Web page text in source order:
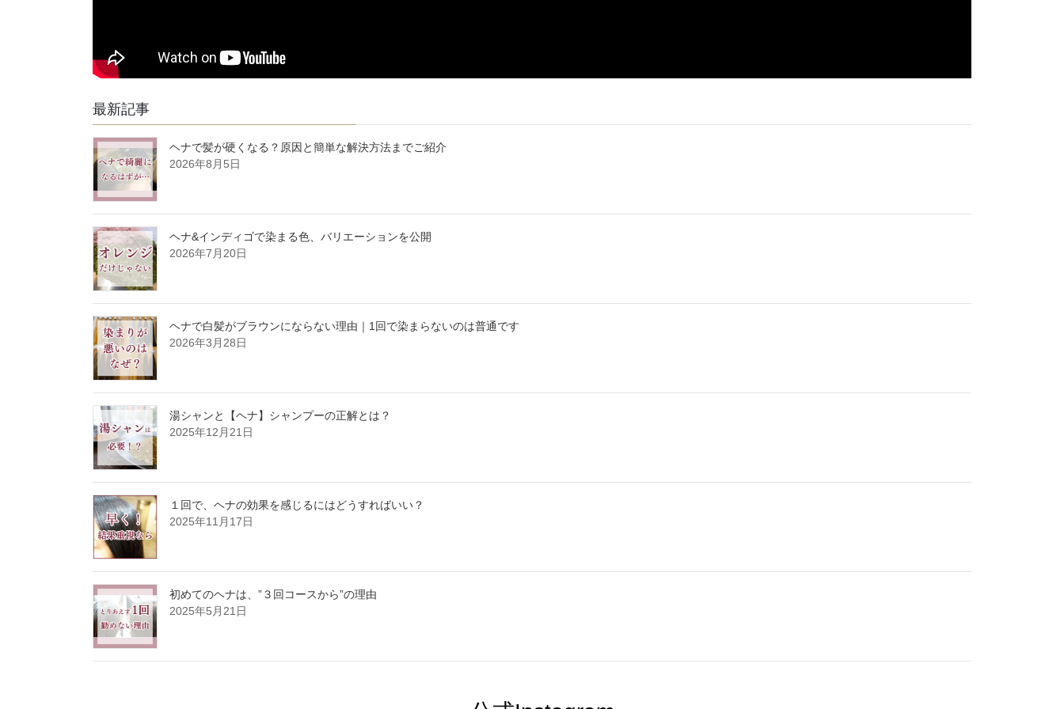
最新記事
ヘナで髪が硬くなる？原因と簡単な解決方法までご紹介
2026年8月5日
ヘナ&インディゴで染まる色、バリエーションを公開
2026年7月20日
ヘナで白髪がブラウンにならない理由｜1回で染まらないのは普通です
2026年3月28日
湯シャンと【ヘナ】シャンプーの正解とは？
2025年12月21日
１回で、ヘナの効果を感じるにはどうすればいい？
2025年11月17日
初めてのヘナは、”３回コースから”の理由
2025年5月21日